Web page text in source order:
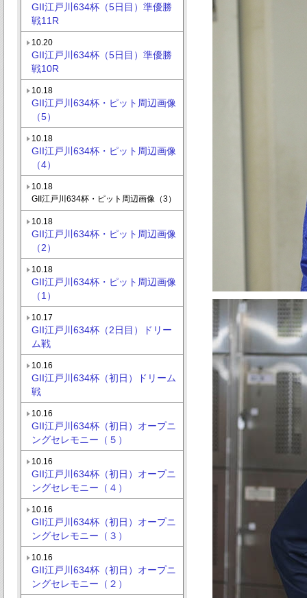
GII江戸川634杯（5日目）準優勝
戦11R
10.20
GII江戸川634杯（5日目）準優勝
戦10R
10.18
GII江戸川634杯・ピット周辺画像
（5）
10.18
GII江戸川634杯・ピット周辺画像
（4）
10.18
GII江戸川634杯・ピット周辺画像（3）
10.18
GII江戸川634杯・ピット周辺画像
（2）
10.18
GII江戸川634杯・ピット周辺画像
（1）
10.17
GII江戸川634杯（2日目）ドリー
ム戦
10.16
GII江戸川634杯（初日）ドリーム
戦
10.16
GII江戸川634杯（初日）オープニ
ングセレモニー（５）
10.16
GII江戸川634杯（初日）オープニ
ングセレモニー（４）
10.16
GII江戸川634杯（初日）オープニ
ングセレモニー（３）
10.16
GII江戸川634杯（初日）オープニ
ングセレモニー（２）